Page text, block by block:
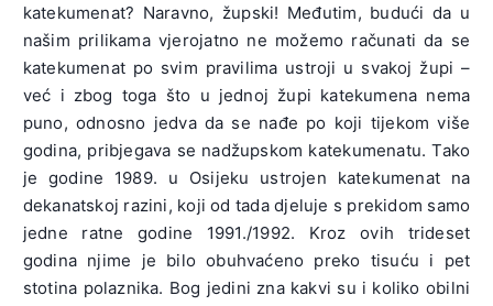
katekumenat? Naravno, župski! Međutim, budući da u
našim prilikama vjerojatno ne možemo računati da se
katekumenat po svim pravilima ustroji u svakoj župi –
već i zbog toga što u jednoj župi katekumena nema
puno, odnosno jedva da se nađe po koji tijekom više
godina, pribjegava se nadžupskom katekumenatu. Tako
je godine 1989. u Osijeku ustrojen katekumenat na
dekanatskoj razini, koji od tada djeluje s prekidom samo
jedne ratne godine 1991./1992. Kroz ovih trideset
godina njime je bilo obuhvaćeno preko tisuću i pet
stotina polaznika. Bog jedini zna kakvi su i koliko obilni